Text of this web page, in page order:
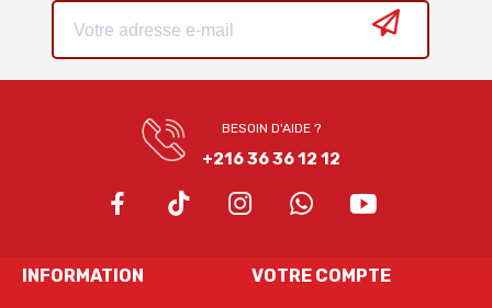
BESOIN D'AIDE ?
+216 36 36 12 12
INFORMATION VOTRE COMPTE